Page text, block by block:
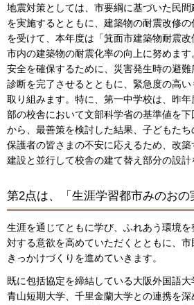
地震対策としては、市要綱に基づいた民
を実施するとともに、建築物の耐震改修
を受けて、本年度は「箕面市建築物耐震改
市内の建築物の耐震化率の向上に努めま
安全を確保するために、災害発生時の避
診断を完了させるとともに、緊急度の高
取り組みます。特に、第一中学校は、昨
部の校舎において文部科学省の基準値を
から、最善策を検討した結果、子どもたち
保護者の皆さまの不安に応えるため、改
建設と並行して校舎の建て替え部分の設計
第2点は、「生涯学習都市みのおの
生涯を通じてともに学び、ふれあう環境
対する意欲を高めていただくとともに、
きっかけづくりを進めていきます。
既に包括協定を締結している大阪外国語
青山短期大学、千里金蘭大学との連携を